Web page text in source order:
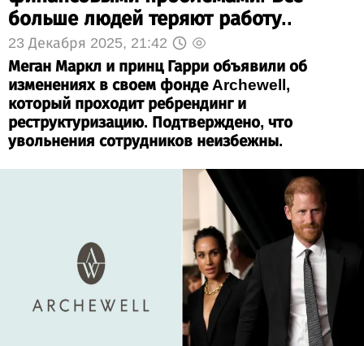
больше людей теряют работу..
23 Декабря 2025, 21:42
Меган Маркл и принц Гарри объявили об
изменениях в своем фонде Archewell,
который проходит ребрендинг и
реструктуризацию. Подтверждено, что
увольнения сотрудников неизбежны.